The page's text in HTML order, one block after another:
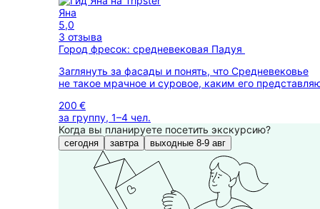
Яна
5,0
3 отзыва
Город фресок: средневековая Падуя
Заглянуть за фасады и понять, что Средневековье
не такое мрачное и суровое, каким его
200 €
за группу, 1–4 чел.
Когда вы планируете посетить экскурсию?
сегодня завтра выходные 8-9 авг